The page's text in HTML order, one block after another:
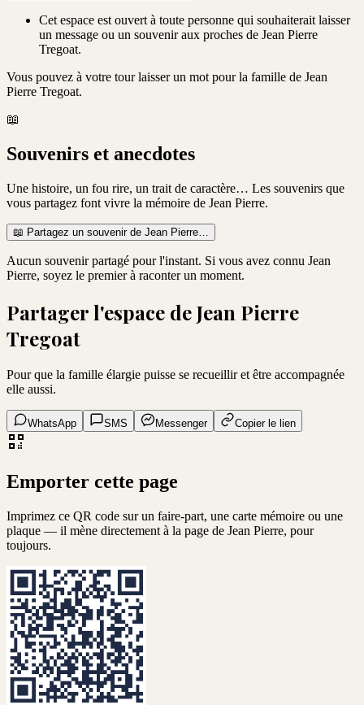
Cet espace est ouvert à toute personne qui souhaiterait laisser
un message ou un souvenir aux proches de Jean Pierre
Tregoat.
Vous pouvez à votre tour laisser un mot pour la famille de Jean
Pierre Tregoat.
📖
Souvenirs et anecdotes
Une histoire, un fou rire, un trait de caractère… Les souvenirs que
vous partagez font vivre la mémoire de Jean Pierre.
📖 Partagez un souvenir de Jean Pierre…
Aucun souvenir partagé pour l'instant. Si vous avez connu Jean
Pierre, soyez le premier à raconter un moment.
Partager l'espace deJean Pierre
Tregoat
Pour que la famille élargie puisse se recueillir et être accompagnée
elle aussi.
WhatsApp SMS Messenger Copier le lien
Emporter cette page
Imprimez ce QR code sur un faire-part, une carte mémoire ou une
plaque — il mène directement à la page de Jean Pierre, pour
toujours.